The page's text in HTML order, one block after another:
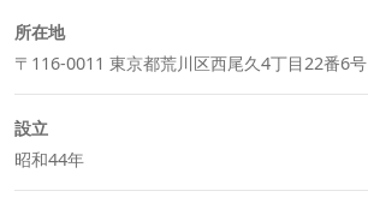
所在地
〒116-0011 東京都荒川区西尾久4丁目22番6号
設立
昭和44年